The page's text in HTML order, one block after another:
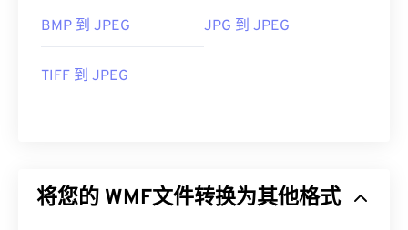
BMP 到 JPEG JPG 到 JPEG
TIFF 到 JPEG
将您的 WMF文件转换为其他格式